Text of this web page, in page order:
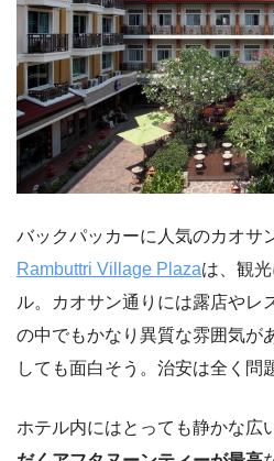
バックパッカーに人気のカオサ
Rambuttri Village Plazaは、観
ル。カオサン通りには露店やレ
の中でもかなり異質な雰囲気が
しても面白そう。治安は全く問
ホテル内にはとっても静かな広